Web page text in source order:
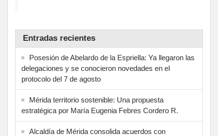
Entradas recientes
Posesión de Abelardo de la Espriella: Ya llegaron las
delegaciones y se conocieron novedades en el
protocolo del 7 de agosto
Mérida territorio sostenible: Una propuesta
estratégica por María Eugenia Febres Cordero R.
Alcaldía de Mérida consolida acuerdos con